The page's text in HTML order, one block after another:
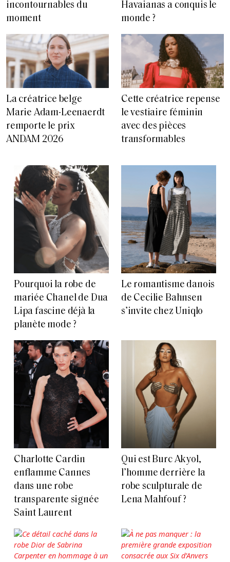
incontournables du
moment
Havaianas a conquis le
monde ?
La créatrice belge
Marie Adam-Leenaerdt
remporte le prix
ANDAM 2026
Cette créatrice repense
le vestiaire féminin
avec des pièces
transformables
Pourquoi la robe de
mariée Chanel de Dua
Lipa fascine déjà la
planète mode ?
Le romantisme danois
de Cecilie Bahnsen
s’invite chez Uniqlo
Charlotte Cardin
enflamme Cannes
dans une robe
transparente signée
Saint Laurent
Qui est Burc Akyol,
l’homme derrière la
robe sculpturale de
Lena Mahfouf ?